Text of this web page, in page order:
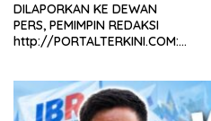
DILAPORKAN KE DEWAN
PERS, PEMIMPIN REDAKSI
http://PORTALTERKINI.COM: